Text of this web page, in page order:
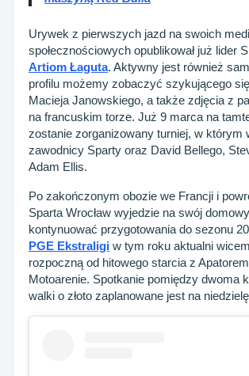
Urywek z pierwszych jazd na swoich
społecznościowych opublikował już lider
Artiom Łaguta. Aktywny jest również
profilu możemy zobaczyć szykującego
Macieja Janowskiego, a także zdjęcia z
na francuskim torze. Już 9 marca na
zostanie zorganizowany turniej, w którym
zawodnicy Sparty oraz David Bellego,
Adam Ellis.
Po zakończonym obozie we Francji i
Sparta Wrocław wyjedzie na swój
kontynuować przygotowania do sezonu
PGE Ekstraligi w tym roku aktualni
rozpoczną od hitowego starcia z
Motoarenie. Spotkanie pomiędzy dwoma
walki o złoto zaplanowane jest na